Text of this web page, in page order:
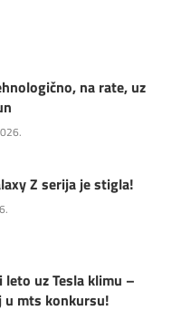
na rate, uz
Z serija je stigla!
leto uz Tesla klimu –
u mts konkursu!